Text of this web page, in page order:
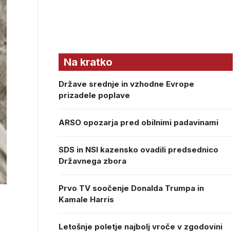
Na kratko
Države srednje in vzhodne Evrope
prizadele poplave
ARSO opozarja pred obilnimi padavinami
SDS in NSI kazensko ovadili predsednico
Državnega zbora
Prvo TV soočenje Donalda Trumpa in
Kamale Harris
Letošnje poletje najbolj vroče v zgodovini